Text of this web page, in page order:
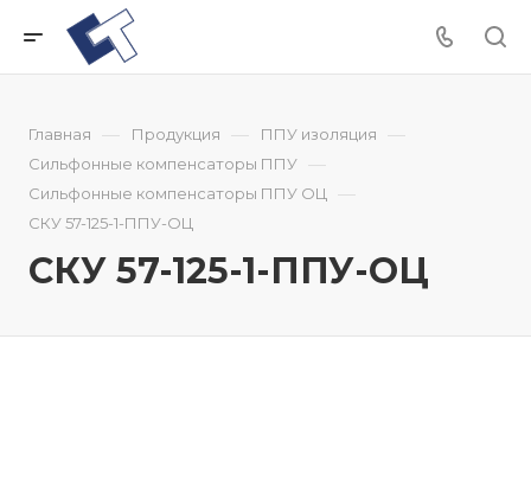
Главная — Продукция — ППУ изоляция —
Сильфонные компенсаторы ППУ —
Сильфонные компенсаторы ППУ ОЦ —
СКУ 57-125-1-ППУ-ОЦ
СКУ 57-125-1-ППУ-ОЦ